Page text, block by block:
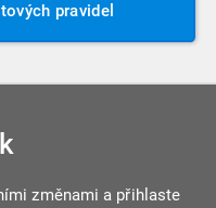
pravidel
změnami a přihlaste